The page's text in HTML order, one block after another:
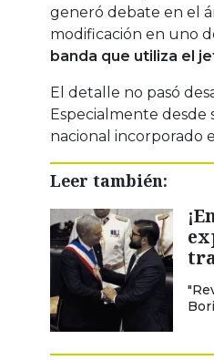
generó debate en el
modificación en uno
banda que utiliza el
El detalle no pasó
Especialmente desde
nacional incorporado
Leer también: